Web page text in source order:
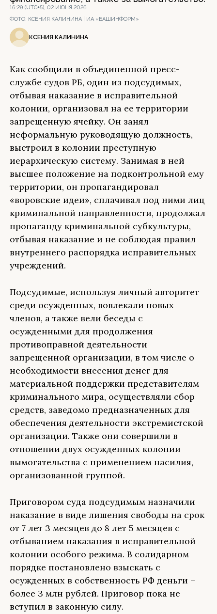
16:29 (UTC+5), 02 ИЮНЯ 2026
ФОТО: КСЕНИЯ КАЛИНИНА | ИА «БАШИНФОРМ»
КСЕНИЯ КАЛИНИНА
Как сообщили в объединенной пресс-
службе судов РБ, один из подсудимых,
отбывая наказание в исправительной
колонии, организовал на ее территории
запрещенную ячейку. Он занял
неформальную руководящую должность,
выстроил в колонии преступную
иерархическую систему. Занимая в ней
высшее положение на подконтрольной ему
территории, он пропагандировал
«воровские идеи», сплачивал под ними лиц
криминальной направленности, продолжал
пропаганду криминальной субкультуры,
отбывая наказание и не соблюдая правил
внутреннего распорядка исправительных
учреждений.
Подсудимые, используя личный авторитет
среди осужденных, вовлекали новых
членов, а также вели беседы с
осужденными для продолжения
противоправной деятельности
запрещенной организации, в том числе о
необходимости внесения денег для
материальной поддержки представителям
криминального мира, осуществляли сбор
средств, заведомо предназначенных для
обеспечения деятельности экстремистской
организации. Также они совершили в
отношении двух осужденных колонии
вымогательства с применением насилия,
организованной группой.
Приговором суда подсудимым назначили
наказание в виде лишения свободы на срок
от 7 лет 3 месяцев до 8 лет 5 месяцев с
отбыванием наказания в исправительной
колонии особого режима. В солидарном
порядке постановлено взыскать с
осужденных в собственность РФ деньги –
более 3 млн рублей. Приговор пока не
вступил в законную силу.